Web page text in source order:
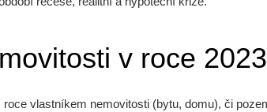
v roce 2023
roce vlastníkem nemovitosti (bytu, domu), či